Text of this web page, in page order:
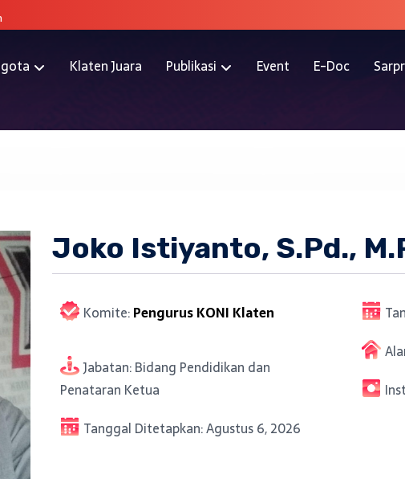
Klaten Juara Publikasi Event E-Doc
Joko Istiyanto, S.Pd.,
Komite: Pengurus KONI Klaten
Jabatan:Bidang Pendidikan dan
Penataran Ketua
Tanggal Ditetapkan:Agustus 6, 2026